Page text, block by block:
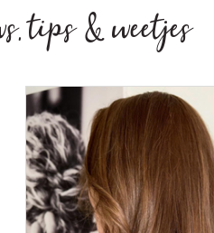
tips & weetjes